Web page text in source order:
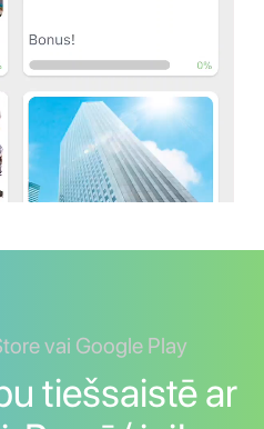
vai Google Play
tiešsaistē ar